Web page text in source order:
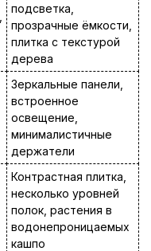
подсветка,
прозрачные ёмкости,
плитка с текстурой
дерева
Зеркальные панели,
встроенное
освещение,
минималистичные
держатели
Контрастная плитка,
несколько уровней
полок, растения в
водонепроницаемых
кашпо